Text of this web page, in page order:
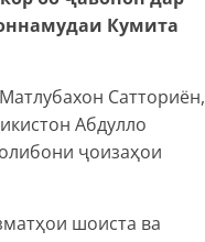
Кумита
Сатториён,
Абдулло
ҷоизаҳои
шоиста ва